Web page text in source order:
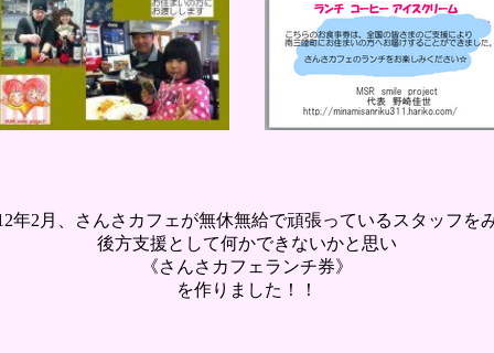
年2月、さんさカフェが無休無給で頑張っているスタッフを
後方支援として何かできないかと思い
《さんさカフェランチ券》
を作りました！！